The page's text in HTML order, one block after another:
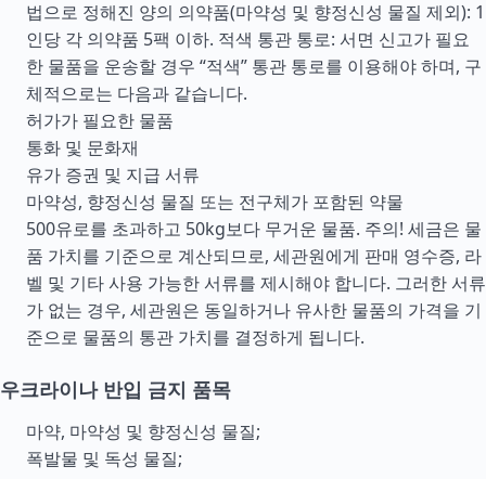
법으로 정해진 양의 의약품(마약성 및 향정신성 물질 제외): 1
인당 각 의약품 5팩 이하. 적색 통관 통로: 서면 신고가 필요
한 물품을 운송할 경우 “적색” 통관 통로를 이용해야 하며, 구
체적으로는 다음과 같습니다.
허가가 필요한 물품
통화 및 문화재
유가 증권 및 지급 서류
마약성, 향정신성 물질 또는 전구체가 포함된 약물
500유로를 초과하고 50kg보다 무거운 물품. 주의! 세금은 물
품 가치를 기준으로 계산되므로, 세관원에게 판매 영수증, 라
벨 및 기타 사용 가능한 서류를 제시해야 합니다. 그러한 서류
가 없는 경우, 세관원은 동일하거나 유사한 물품의 가격을 기
준으로 물품의 통관 가치를 결정하게 됩니다.
우크라이나 반입 금지 품목
마약, 마약성 및 향정신성 물질;
폭발물 및 독성 물질;